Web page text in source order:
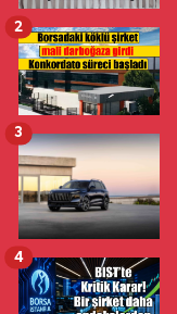
2
3
4